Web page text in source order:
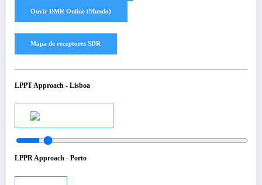
LPPT Approach - Lisboa
LPPR Approach - Porto